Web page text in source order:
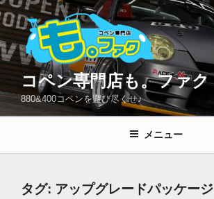
コ
ン
テ
ン
へ
ス
プ
コペン専門店も。ファク
880&400コペンを遊び尽くせ♪
メニュー
タグ: アップグレードパッケージ